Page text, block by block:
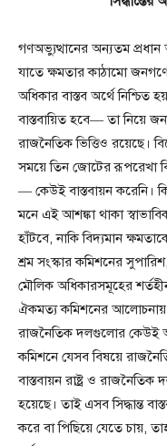
গণঅভ্যুত্থানের অন্যতম প্রধান
যাতে ক্ষমতার কাঠামো
অধিকার বাস্তব অর্থে নিশ্চিত
বাস্তবায়িত হবে— তা নিয়ে
রাজনৈতিক ভিত্তিও রয়েছে।
সময়ে তিন জোটের রূপরেখা
— কেউই বাস্তবায়ন করেনি।
মনে এই আশঙ্কা থাকা
হাঁটবে, নাকি বিদ্যমান
শ্রম সংস্কার কমিশনের
মৌলিক অধিকারসমূহের
ঐকমত্য কমিশনের আলোচনায়
রাজনৈতিক দলগুলোর কেউই
কমিশনে যেসব বিষয়ে
বাস্তবায়ন রাষ্ট্র ও
হয়েছে। তাই এসব সিদ্ধান্ত
করে বা পিছিয়ে যেতে চায়,